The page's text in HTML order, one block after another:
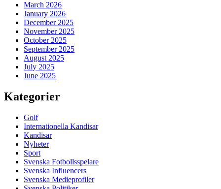
March 2026
January 2026
December 2025
November 2025
October 2025
September 2025
August 2025
July 2025
June 2025
Kategorier
Golf
Internationella Kandisar
Kandisar
Nyheter
Sport
Svenska Fotbollsspelare
Svenska Influencers
Svenska Medieprofiler